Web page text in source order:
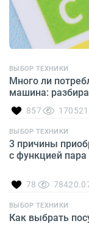
ВЫБОР ТЕХНИКИ
Много ли
машина:
857 17052
ВЫБОР ТЕХНИКИ
3 причины
с функцией пара
78 784
ВЫБОР ТЕХНИКИ
Как выбрать